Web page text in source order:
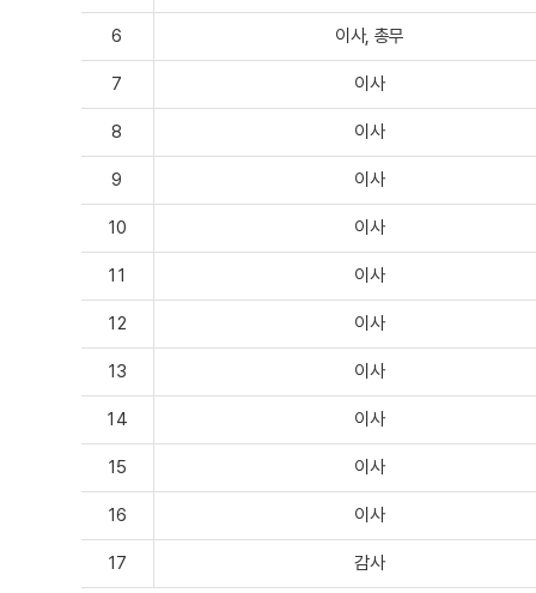
6 이사, 총무
7 이사
8 이사
9 이사
10 이사
11 이사
12 이사
13 이사
14 이사
15 이사
16 이사
17 감사